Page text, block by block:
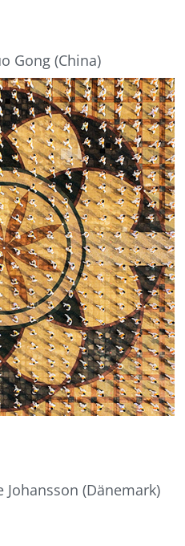
Gong (China)
Johansson (Dänemark)